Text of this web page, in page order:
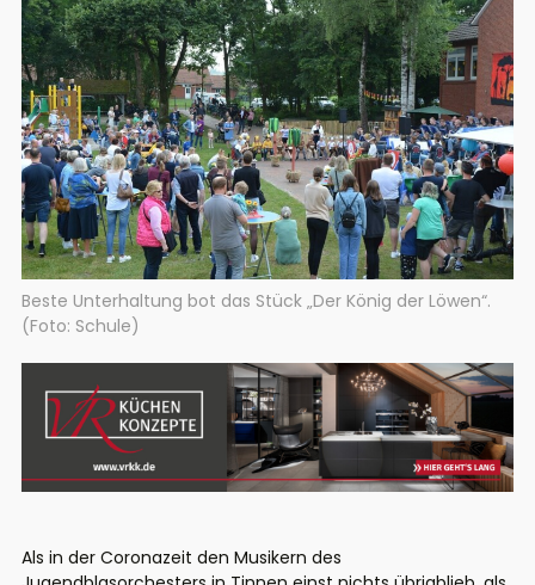
Beste Unterhaltung bot das Stück „Der König der Löwen“.
(Foto: Schule)
Als in der Coronazeit den Musikern des